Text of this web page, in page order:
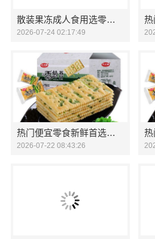
散装果冻成人食用选零食大明星
2026-07-24 02:17:49
热门便宜零食新鲜首选零食大明星
2026-07-22 08:43:26